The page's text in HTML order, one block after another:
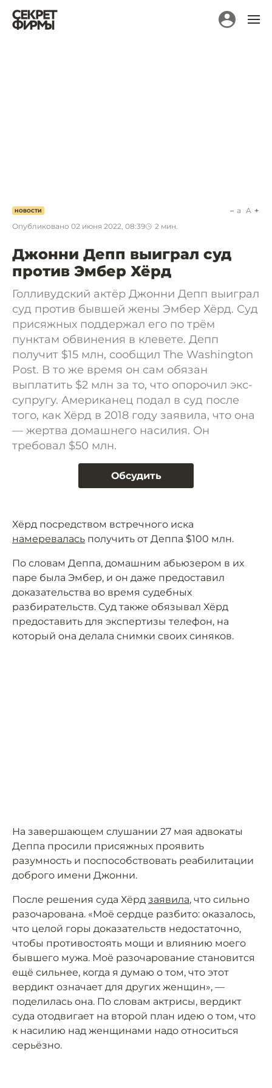
НОВОСТИ
Опубликовано 02 июня 2022, 08:39 2 мин.
a A
Джонни Депп выиграл суд
против Эмбер Хёрд
Голливудский актёр Джонни Депп выиграл
суд против бывшей жены Эмбер Хёрд. Суд
присяжных поддержал его по трём
пунктам обвинения в клевете. Депп
получит $15 млн, сообщил The Washington
Post. В то же время он сам обязан
выплатить $2 млн за то, что опорочил экс-
супругу. Американец подал в суд после
того, как Хёрд в 2018 году заявила, что она
— жертва домашнего насилия. Он
требовал $50 млн.
Обсудить
Хёрд посредством встречного иска
намеревалась получить от Деппа $100 млн.
По словам Деппа, домашним абьюзером в их
паре была Эмбер, и он даже предоставил
доказательства во время судебных
разбирательств. Суд также обязывал Хёрд
предоставить для экспертизы телефон, на
который она делала снимки своих синяков.
На завершающем слушании 27 мая адвокаты
Деппа просили присяжных проявить
разумность и поспособствовать реабилитации
доброго имени Джонни.
После решения суда Хёрд заявила, что сильно
разочарована. «Моё сердце разбито: оказалось,
что целой горы доказательств недостаточно,
чтобы противостоять мощи и влиянию моего
бывшего мужа. Моё разочарование становится
ещё сильнее, когда я думаю о том, что этот
вердикт означает для других женщин», —
поделилась она. По словам актрисы, вердикт
суда отодвигает на второй план идею о том, что
к насилию над женщинами надо относиться
серьёзно.